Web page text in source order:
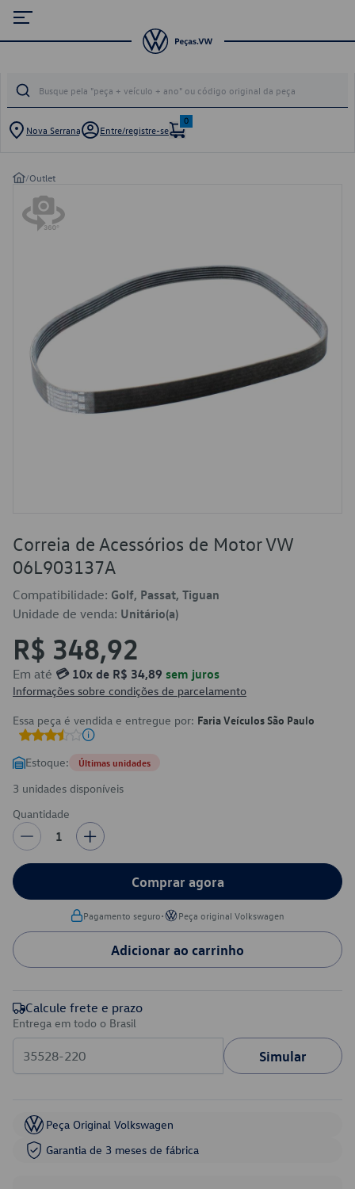
Nova Serrana Entre/registre-se
0
/Outlet
Correia de Acessórios de Motor VW
06L903137A
Compatibilidade: Golf, Passat, Tiguan
Unidade de venda: Unitário(a)
R$ 348,92
Em até 💳 10x de R$ 34,89 sem juros
Informações sobre condições de parcelamento
Essa peça é vendida e entregue por: Faria Veículos São Paulo
Estoque: Últimas unidades
3 unidades disponíveis
Quantidade
1
Comprar agora
Pagamento seguro• Peça original Volkswagen
Adicionar ao carrinho
Calcule frete e prazo
Entrega em todo o Brasil
Simular
Peça Original Volkswagen
Garantia de 3 meses de fábrica